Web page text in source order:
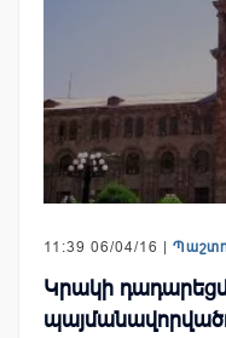
11:39 06/04/16 |
Կրակի